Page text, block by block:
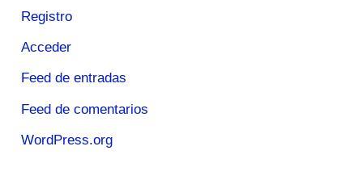
Registro
Acceder
Feed de entradas
Feed de comentarios
WordPress.org